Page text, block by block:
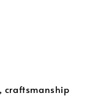
craftsmanship